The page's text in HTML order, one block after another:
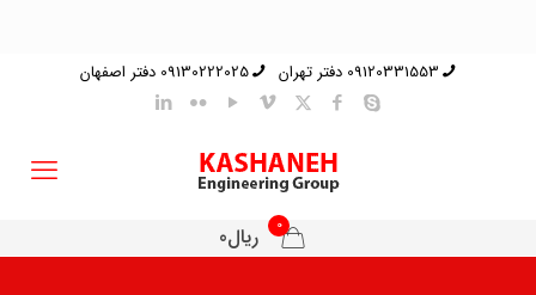
09120331553 دفتر تهران 09130222025 دفتر اصفهان
0 ریال0